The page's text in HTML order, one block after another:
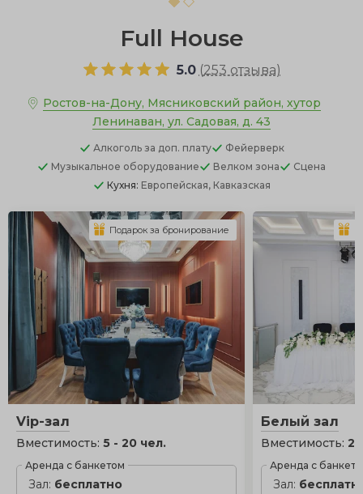
Full House
5.0 (253 отзыва)
Ростов-на-Дону, Мясниковский район, хутор
Ленинаван, ул. Садовая, д. 43
Алкоголь за доп. плату
Фейерверк
Музыкальное оборудование
Велком зона
Сцена
Кухня: Европейская, Кавказская
Vip-зал
Вместимость: 5 - 20 чел.
Аренда с банкетом
Зал: бесплатно
Подарок за бронирование
Белый зал
Вместимость:
Аренда с
Зал: